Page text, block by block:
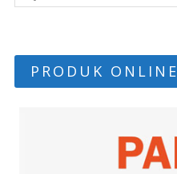
PRODUK ONLINE